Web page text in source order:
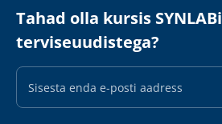
Tahad olla kursis SYNLABi
terviseuudistega?
E-
maili
aadress